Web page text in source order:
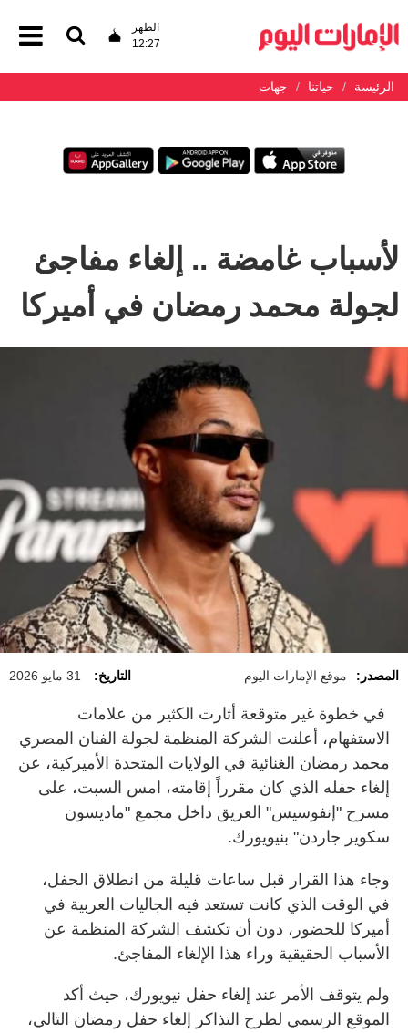
الظهر
12:27
الرئيسة حياتنا جهات
لأسباب غامضة .. إلغاء مفاجئ
لجولة محمد رمضان في أميركا
المصدر: موقع الإمارات اليوم التاريخ: 31 مايو 2026
في خطوة غير متوقعة أثارت الكثير من علامات
الاستفهام، أعلنت الشركة المنظمة لجولة الفنان المصري
محمد رمضان الغنائية في الولايات المتحدة الأميركية، عن
إلغاء حفله الذي كان مقرراً إقامته، امس السبت، على
مسرح "إنفوسيس" العريق داخل مجمع "ماديسون
سكوير جاردن" بنيويورك.
وجاء هذا القرار قبل ساعات قليلة من انطلاق الحفل،
في الوقت الذي كانت تستعد فيه الجاليات العربية في
أميركا للحضور، دون أن تكشف الشركة المنظمة عن
الأسباب الحقيقية وراء هذا الإلغاء المفاجئ.
ولم يتوقف الأمر عند إلغاء حفل نيويورك، حيث أكد
الموقع الرسمي لطرح التذاكر إلغاء حفل رمضان التالي،